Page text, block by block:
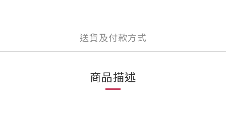
送貨及付款方式
商品描述